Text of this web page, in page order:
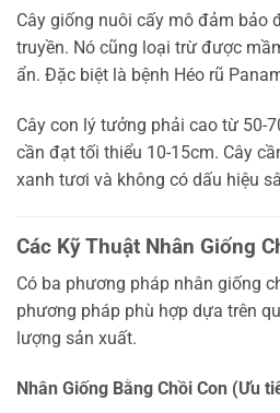
Cây giống nuôi cấy mô đảm bảo
truyền. Nó cũng loại trừ được
ẩn. Đặc biệt là bệnh Héo rũ
Cây con lý tưởng phải cao từ 50-
cần đạt tối thiểu 10-15cm. Cây
xanh tươi và không có dấu hiệu
Các Kỹ Thuật Nhân Giống
Có ba phương pháp nhân giống
phương pháp phù hợp dựa trên
lượng sản xuất.
Nhân Giống Bằng Chồi Con (Ưu